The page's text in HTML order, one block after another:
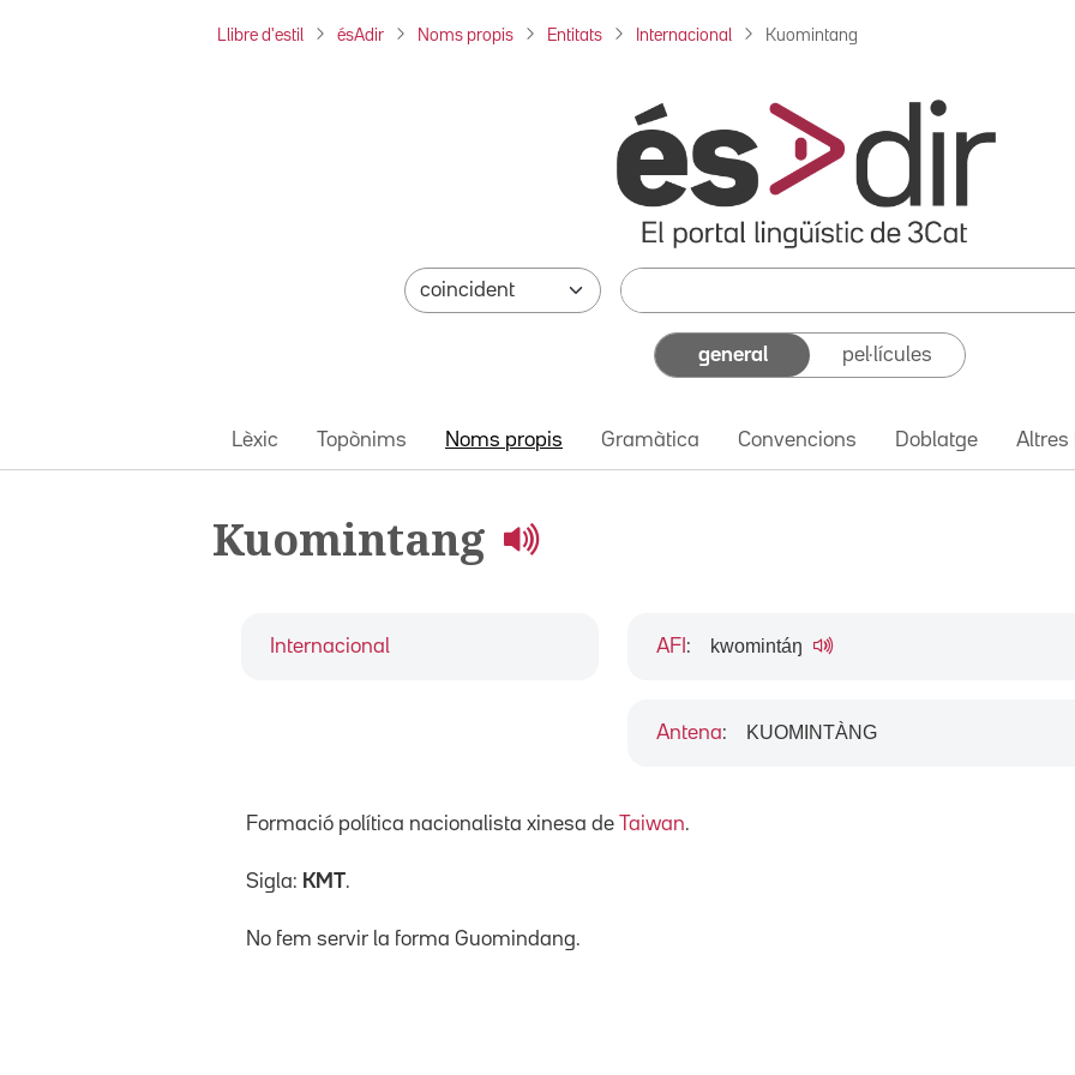
Llibre d'estil ésAdir Noms propis Entitats Internacional Kuomintang
general pel·lícules
Lèxic Topònims Noms propis Gramàtica Convencions Doblatge Altres
Kuomintang
Internacional AFI : kwomintáŋ
Antena: KUOMINTÀNG
Formació política nacionalista xinesa de Taiwan.
Sigla: KMT.
No fem servir la forma Guomindang.